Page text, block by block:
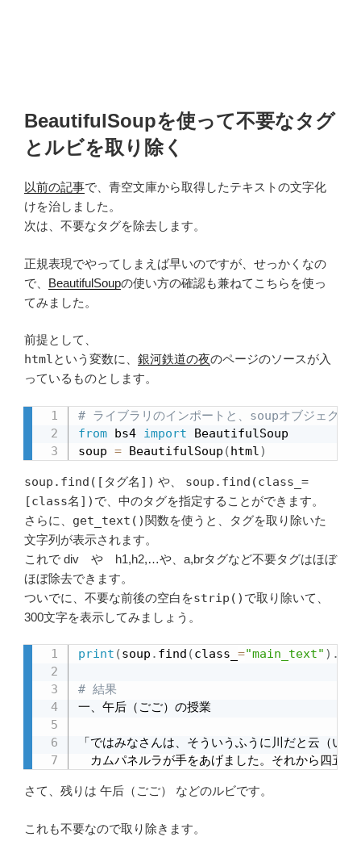
BeautifulSoupを使って不要なタグ
とルビを取り除く
以前の記事で、青空文庫から取得したテキストの文字化
けを治しました。
次は、不要なタグを除去します。
正規表現でやってしまえば早いのですが、せっかくなの
で、 BeautifulSoupの使い方の確認も兼ねてこちらを使っ
てみました。
前提として、
htmlという変数に、 銀河鉄道の夜のページのソースが入
っているものとします。
# ライブラリのインポートと、soupオブジェクト
from bs4 import BeautifulSoup
soup = BeautifulSoup (html)
soup.find([タグ名]) や、 soup.find(class_=
[class名]) で、中のタグを指定することができます。
さらに、 get_text() 関数を使うと、タグを取り除いた
文字列が表示されます。
これで div や h1,h2,…や、a,brタグなど不要タグはほぼ
ほぼ除去できます。
ついでに、不要な前後の空白をstrip() で取り除いて、
300文字を表示してみましょう。
print (soup . find (class_ ="main_text" ) .
# 結果
一、午后（ごご）の授業
「ではみなさんは、そういうふうに川だと云（い
カムパネルラが手をあげました。それから四五人
さて、残りは 午后（ごご） などのルビです。
これも不要なので取り除きます。